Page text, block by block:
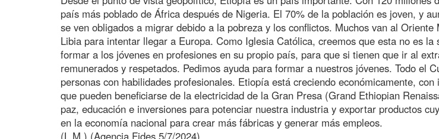
país más poblado de África después de Nigeria. El 70% de la población es joven, y
se ven obligados a migrar debido a la pobreza y los conflictos. Muchos van al
Libia para intentar llegar a Europa. Como Iglesia Católica, creemos que esta no es la
formar a los jóvenes en profesiones en su propio país, para que si tienen que ir al
remunerados y respetados. Pedimos ayuda para formar a nuestros jóvenes. Todo el
personas con habilidades profesionales. Etiopía está creciendo económicamente,
que pueden beneficiarse de la electricidad de la Gran Presa (Grand Ethiopian
paz, educación e inversiones para potenciar nuestra industria y exportar productos
en la economía nacional para crear más fábricas y generar más empleos.
(L.M.) (Agencia Fides 5/7/2024)